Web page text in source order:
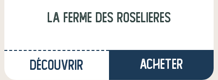
la ferme des roselieres
Découvrir Acheter